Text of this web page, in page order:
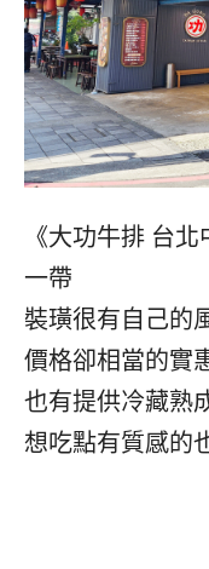
《大功牛排 台
一帶
裝璜很有自己的
價格卻相當的實
也有提供冷藏熟
想吃點有質感的